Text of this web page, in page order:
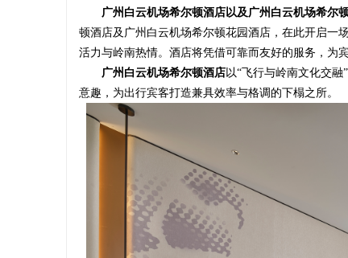
广州白云机场希尔顿酒店以及广州白云机场希尔
顿酒店及广州白云机场希尔顿花园酒店，在此开启一
活力与岭南热情。酒店将凭借可靠而友好的服务，为
广州白云机场希尔顿酒店以“飞行与岭南文化交
意趣，为出行宾客打造兼具效率与格调的下榻之所。